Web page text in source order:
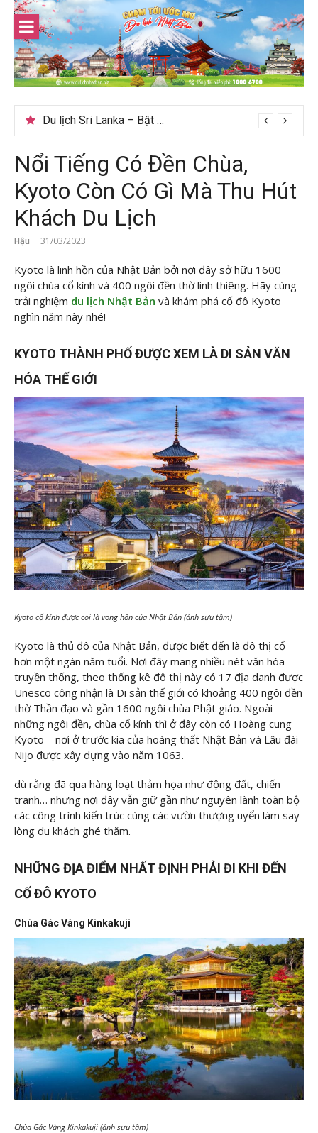
Skip
content
Du lịch Sri Lanka – Bật mí nên đi mùa nào đẹp
Nổi Tiếng Có Đền Chùa,
Kyoto Còn Có Gì Mà Thu Hút
Khách Du Lịch
Hậu 31/03/2023
Kyoto là linh hồn của Nhật Bản bởi nơi đây sở hữu 1600
ngôi chùa cổ kính và 400 ngôi đền thờ linh thiêng. Hãy cùng
trải nghiệm du lịch Nhật Bản và khám phá cố đô Kyoto
nghìn năm này nhé!
KYOTO THÀNH PHỐ ĐƯỢC XEM LÀ DI SẢN VĂN
HÓA THẾ GIỚI
Kyoto cổ kính được coi là vong hồn của Nhật Bản (ảnh sưu tầm)
Kyoto là thủ đô của Nhật Bản, được biết đến là đô thị cổ
hơn một ngàn năm tuổi. Nơi đây mang nhiều nét văn hóa
truyền thống, theo thống kê đô thị này có 17 địa danh được
Unesco công nhận là Di sản thế giới có khoảng 400 ngôi đền
thờ Thần đạo và gần 1600 ngôi chùa Phật giáo. Ngoài
những ngôi đền, chùa cổ kính thì ở đây còn có Hoàng cung
Kyoto – nơi ở trước kia của hoàng thất Nhật Bản và Lâu đài
Nijo được xây dựng vào năm 1063.
dù rằng đã qua hàng loạt thảm họa như động đất, chiến
tranh… nhưng nơi đây vẫn giữ gần như nguyên lành toàn bộ
các công trình kiến trúc cùng các vườn thượng uyển làm say
lòng du khách ghé thăm.
NHỮNG ĐỊA ĐIỂM NHẤT ĐỊNH PHẢI ĐI KHI ĐẾN
CỐ ĐÔ KYOTO
Chùa Gác Vàng Kinkakuji
Chùa Gác Vàng Kinkakuji (ảnh sưu tầm)